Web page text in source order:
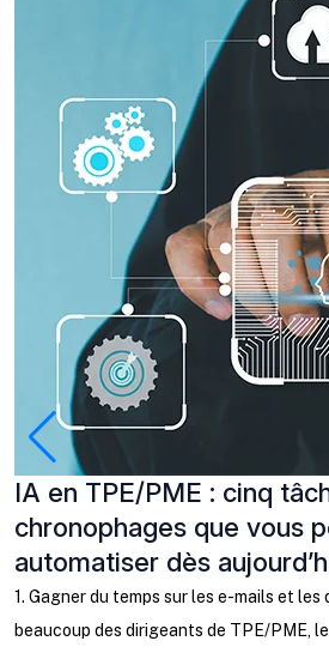
IA en TPE/PME : cinq
chronophages que vous
automatiser dès
1. Gagner du temps sur les e-mails et les
beaucoup des dirigeants de TPE/PME,